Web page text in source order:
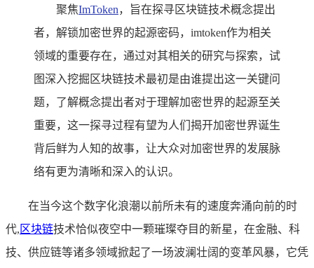
聚焦ImToken，旨在探寻区块链技术概念提出
者，解锁加密世界的起源密码，imtoken作为相关
领域的重要存在，通过对其相关的研究与探索，试
图深入挖掘区块链技术最初是由谁提出这一关键问
题，了解概念提出者对于理解加密世界的起源至关
重要，这一探寻过程有望为人们揭开加密世界诞生
背后鲜为人知的故事，让大众对加密世界的发展脉
络有更为清晰和深入的认识。
在当今这个数字化浪潮以前所未有的速度奔涌向前的时
代, 区块链技术恰似夜空中一颗璀璨夺目的新星，在金融、科
技、供应链等诸多领域掀起了一场波澜壮阔的变革风暴，它凭